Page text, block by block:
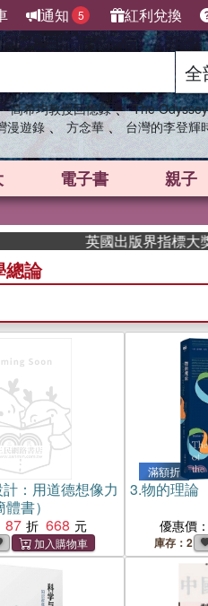
通知 5 紅利兌換
高希均教授回憶錄 、 The Odyssey
漫遊錄 、 方念華 、 台灣的李登輝
電子書 親子
英國出版界指標大獎肯定！
總論
：用道德想像力
書）
87 668
滿額折
3.物的理論
優惠價：
庫存：2